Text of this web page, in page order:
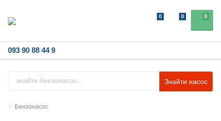
0
0 0
093 90 88 44 9
Знайти насос
Бензонасос